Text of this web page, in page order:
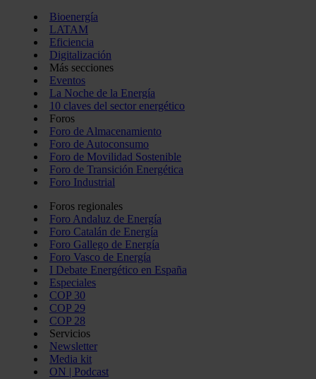
Bioenergía
LATAM
Eficiencia
Digitalización
Más secciones
Eventos
La Noche de la Energía
10 claves del sector energético
Foros
Foro de Almacenamiento
Foro de Autoconsumo
Foro de Movilidad Sostenible
Foro de Transición Energética
Foro Industrial
Foros regionales
Foro Andaluz de Energía
Foro Catalán de Energía
Foro Gallego de Energía
Foro Vasco de Energía
I Debate Energético en España
Especiales
COP 30
COP 29
COP 28
Servicios
Newsletter
Media kit
ON | Podcast